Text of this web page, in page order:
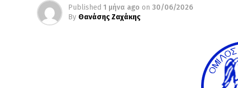
Published 1 μήνα ago on 30/06/2026
By Θανάσης Ζαχάκης